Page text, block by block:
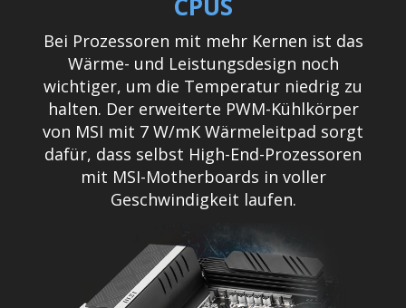
Bei Prozessoren mit mehr Kernen ist das
Wärme- und Leistungsdesign noch
wichtiger, um die Temperatur niedrig zu
halten. Der erweiterte PWM-Kühlkörper
von MSI mit 7 W/mK Wärmeleitpad sorgt
dafür, dass selbst High-End-Prozessoren
mit MSI-Motherboards in voller
Geschwindigkeit laufen.